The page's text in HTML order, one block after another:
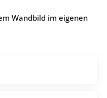
Wandbild im eigenen